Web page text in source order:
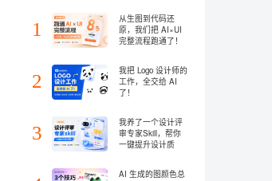
1
从生图到代码还
原，我们把 AI×UI
完整流程跑通了！
2
我把 Logo 设计师的
工作，全交给 AI
了！
3
我养了一个设计评
审专家Skill，帮你
一键提升设计质
AI 生成的图颜色总